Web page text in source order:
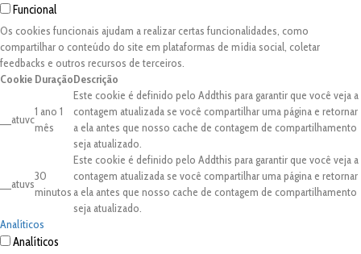
Funcional
Os cookies funcionais ajudam a realizar certas funcionalidades, como
compartilhar o conteúdo do site em plataformas de mídia social, coletar
feedbacks e outros recursos de terceiros.
Cookie DuraçãoDescrição
__atuvc
1 ano 1
mês
Este cookie é definido pelo Addthis para garantir que você veja a
contagem atualizada se você compartilhar uma página e retornar
a ela antes que nosso cache de contagem de compartilhamento
seja atualizado.
__atuvs
30
minutos
Este cookie é definido pelo Addthis para garantir que você veja a
contagem atualizada se você compartilhar uma página e retornar
a ela antes que nosso cache de contagem de compartilhamento
seja atualizado.
Analíticos
Analíticos